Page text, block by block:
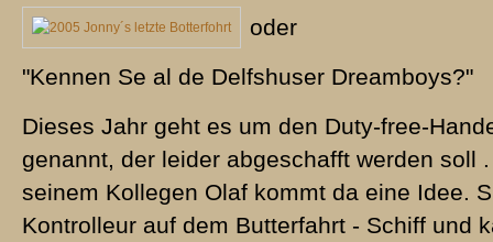
oder
"Kennen Se al de Delfshuser Dreamboys?"
Dieses Jahr geht es um den Duty-free-
genannt, der leider abgeschafft werden soll
seinem Kollegen Olaf kommt da eine Idee.
Kontrolleur auf dem Butterfahrt - Schiff und